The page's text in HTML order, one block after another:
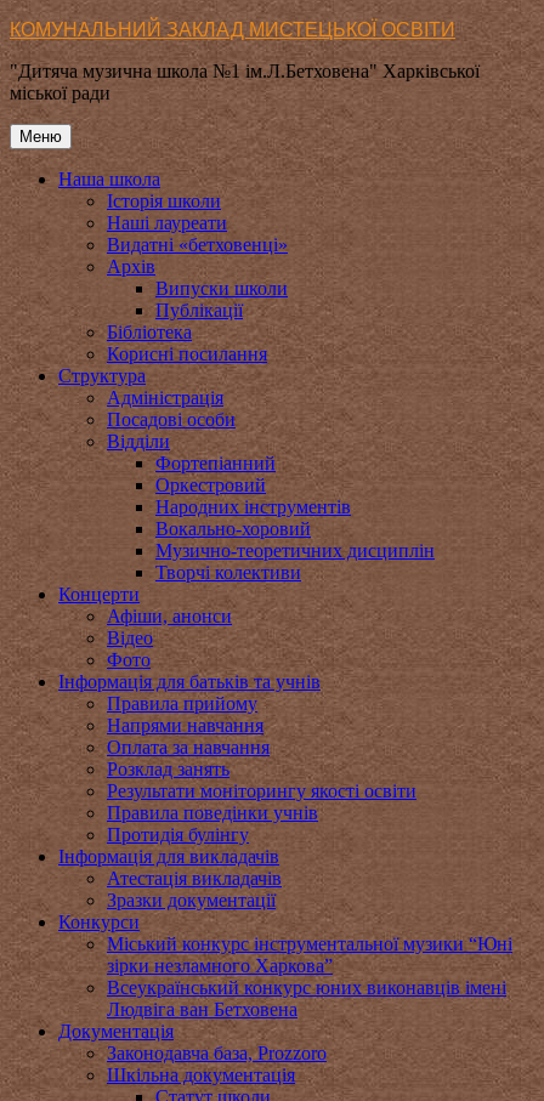
Перейти
до
вмісту
КОМУНАЛЬНИЙ ЗАКЛАД МИСТЕЦЬКОЇ ОСВІТИ
"Дитяча музична школа №1 ім.Л.Бетховена" Харківської
міської ради
Меню
Наша школа
Історія школи
Наші лауреати
Видатні «бетховенці»
Архів
Випуски школи
Публікації
Бібліотека
Корисні посилання
Структура
Адміністрація
Посадові особи
Відділи
Фортепіанний
Оркестровий
Народних інструментів
Вокально-хоровий
Музично-теоретичних дисциплін
Творчі колективи
Концерти
Афіши, анонси
Відео
Фото
Інформація для батьків та учнів
Правила прийому
Напрями навчання
Оплата за навчання
Розклад занять
Результати моніторингу якості освіти
Правила поведінки учнів
Протидія булінгу
Інформація для викладачів
Атестація викладачів
Зразки документації
Конкурси
Міський конкурс інструментальної музики “Юні
зірки незламного Харкова”
Всеукраїнський конкурс юних виконавців імені
Людвіга ван Бетховена
Документація
Законодавча база, Prozzoro
Шкільна документація
Статут школи